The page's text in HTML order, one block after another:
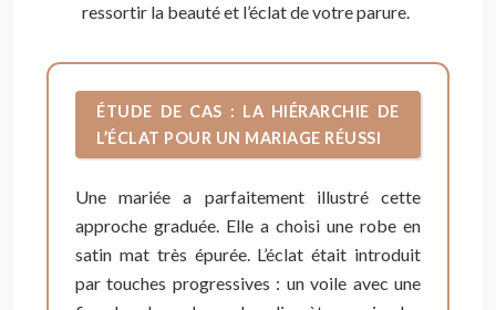
ressortir la beauté et l’éclat de votre parure.
ÉTUDE DE CAS : LA HIÉRARCHIE DE
L’ÉCLAT POUR UN MARIAGE RÉUSSI
Une mariée a parfaitement illustré cette
approche graduée. Elle a choisi une robe en
satin mat très épurée. L’éclat était introduit
par touches progressives : un voile avec une